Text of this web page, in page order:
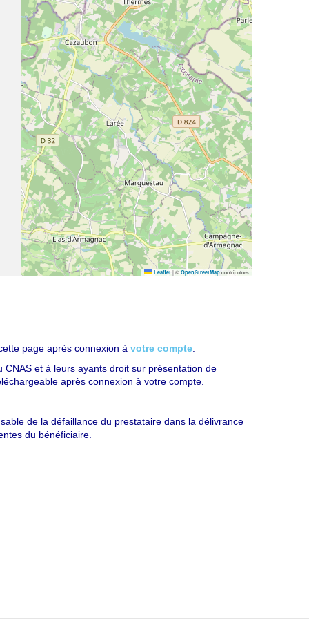
Leaflet |© OpenStreetMap contributors
page après connexion àvotre compte.
et à leurs ayants droit sur présentation de
après connexion à votre compte.
de la défaillance du prestataire dans la délivrance
du bénéficiaire.